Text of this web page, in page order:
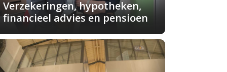
Verzekeringen, hypotheken,
financieel advies en pensioen